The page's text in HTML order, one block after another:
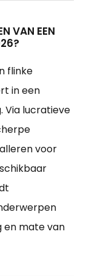
VAN EEN
flinke
in een
Via lucratieve
voor
en mate van